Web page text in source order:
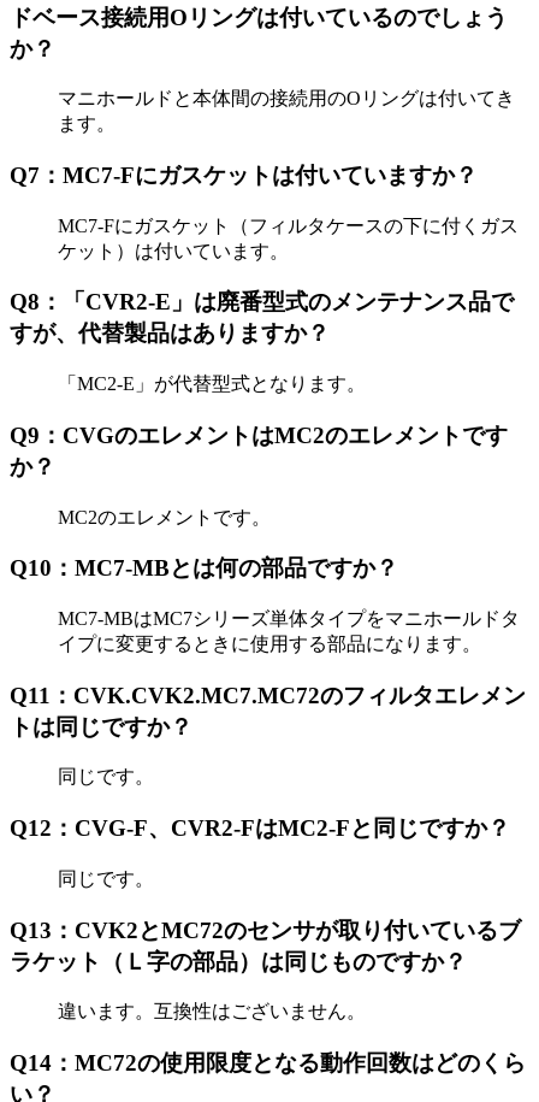
ドベース接続用Oリングは付いているのでしょう
か？
マニホールドと本体間の接続用のOリングは付いてき
ます。
Q7：MC7-Fにガスケットは付いていますか？
MC7-Fにガスケット（フィルタケースの下に付くガス
ケット）は付いています。
Q8：「CVR2-E」は廃番型式のメンテナンス品で
すが、代替製品はありますか？
「MC2-E」が代替型式となります。
Q9：CVGのエレメントはMC2のエレメントです
か？
MC2のエレメントです。
Q10：MC7-MBとは何の部品ですか？
MC7-MBはMC7シリーズ単体タイプをマニホールドタ
イプに変更するときに使用する部品になります。
Q11：CVK.CVK2.MC7.MC72のフィルタエレメン
トは同じですか？
同じです。
Q12：CVG-F、CVR2-FはMC2-Fと同じですか？
同じです。
Q13：CVK2とMC72のセンサが取り付いているブ
ラケット（Ｌ字の部品）は同じものですか？
違います。互換性はございません。
Q14：MC72の使用限度となる動作回数はどのくら
い？